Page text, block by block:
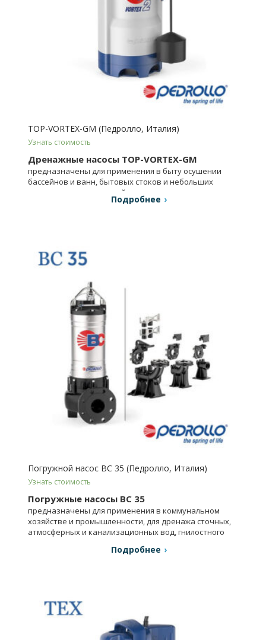
TOP-VORTEX-GM (Педролло, Италия)
Узнать стоимость
Дренажные насосы TOP-VORTEX-GM
предназначены для применения в быту осушении
бассейнов и ванн, бытовых стоков и небольших
канализационных отстойников и т.п.
Подробнее
Погружной насос BC 35 (Педролло, Италия)
Узнать стоимость
Погружные насосы BC 35
предназначены для применения в коммунальном
хозяйстве и промышленности, для дренажа сточных,
атмосферных и канализационных вод, гнилостного
Подробнее